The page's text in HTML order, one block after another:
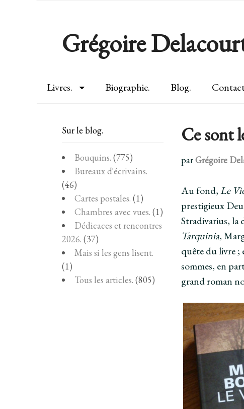
Grégoire
Livres. Biographie. Blog.
Ce sont
parGrégoire
Au fond,Le
prestigieux
Stradivarius,
Tarquinia,
quête du livre ;
sommes, en
grand roman
Sur le blog.
Bouquins. (775)
Bureaux d'écrivains.
(46)
Cartes postales. (1)
Chambres avec vues. (1)
Dédicaces et rencontres
2026. (37)
Mais si les gens lisent.
(1)
Tous les articles. (805)